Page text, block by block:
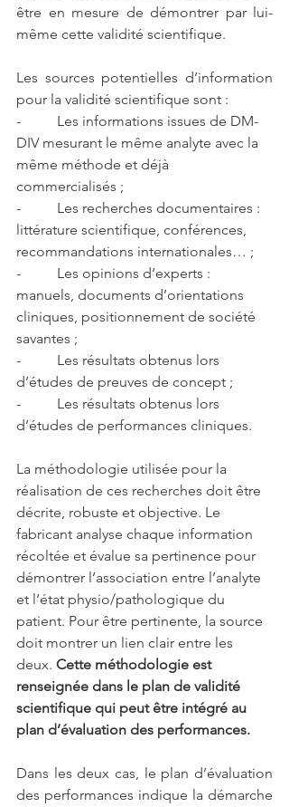
être en mesure de démontrer par lui-
même cette validité scientifique.
Les sources potentielles d’information
pour la validité scientifique sont :
-          Les informations issues de DM-
DIV mesurant le même analyte avec la
même méthode et déjà
commercialisés ;
-          Les recherches documentaires :
littérature scientifique, conférences,
recommandations internationales… ;
-          Les opinions d’experts :
manuels, documents d’orientations
cliniques, positionnement de société
savantes ;
-          Les résultats obtenus lors
d’études de preuves de concept ;
-          Les résultats obtenus lors
d’études de performances cliniques.
La méthodologie utilisée pour la
réalisation de ces recherches doit être
décrite, robuste et objective. Le
fabricant analyse chaque information
récoltée et évalue sa pertinence pour
démontrer l’association entre l’analyte
et l’état physio/pathologique du
patient. Pour être pertinente, la source
doit montrer un lien clair entre les
deux. Cette méthodologie est
renseignée dans le plan de validité
scientifique qui peut être intégré au
plan d’évaluation des performances.
Dans les deux cas, le plan d’évaluation
des performances indique la démarche